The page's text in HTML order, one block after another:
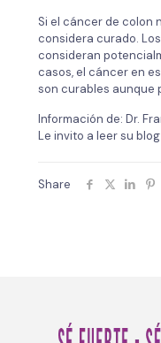
Si el cáncer de colon
considera curado.
consideran
casos, el cáncer en
son curables aunque
Información de: Dr.
Le invito a leer su
Share